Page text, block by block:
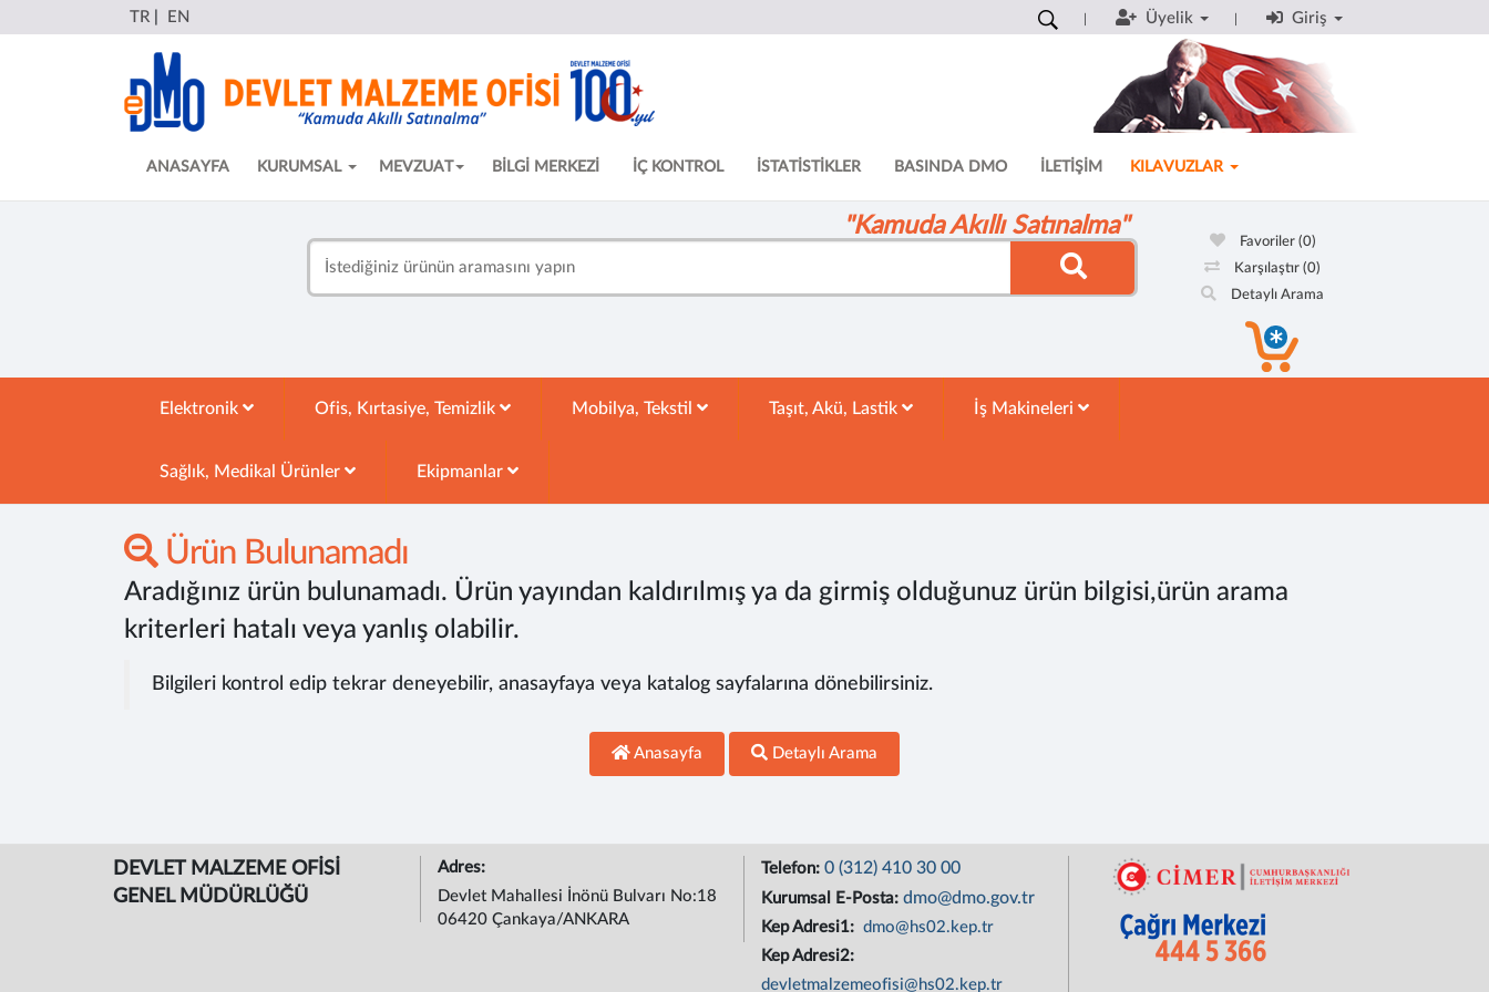
TR EN Üyelik Giriş
ANASAYFA KURUMSAL MEVZUAT BİLGİ MERKEZİ İÇ KONTROL İSTATİSTİKLER BASINDA DMO İLETİŞİM KILAVUZLAR
"Kamuda Akıllı Satınalma"
Favoriler (0)
Karşılaştır (0)
Detaylı Arama
Elektronik Ofis, Kırtasiye, Temizlik Mobilya, Tekstil Taşıt, Akü, Lastik İş Makineleri
Sağlık, Medikal Ürünler Ekipmanlar
Ürün Bulunamadı
Aradığınız ürün bulunamadı. Ürün yayından kaldırılmış ya da girmiş olduğunuz ürün bilgisi,ürün arama
kriterleri hatalı veya yanlış olabilir.
Bilgileri kontrol edip tekrar deneyebilir, anasayfaya veya katalog sayfalarına dönebilirsiniz.
Anasayfa Detaylı Arama
DEVLET MALZEME OFİSİ
GENEL MÜDÜRLÜĞÜ
Adres:
Devlet Mahallesi İnönü Bulvarı No:18
06420 Çankaya/ANKARA
Telefon: 0 (312) 410 30 00
Kurumsal E-Posta: dmo@dmo.gov.tr
Kep Adresi1: dmo@hs02.kep.tr
Kep Adresi2:
devletmalzemeofisi@hs02.kep.tr